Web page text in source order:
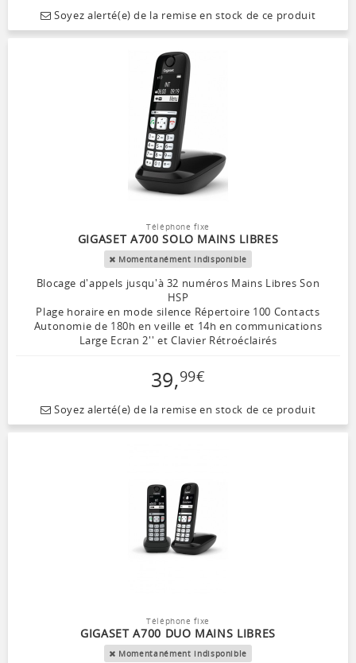
Soyez alerté(e) de la remise en stock de ce produit
Téléphone fixe
GIGASET A700 SOLO MAINS LIBRES
Momentanément indisponible
Blocage d'appels jusqu'à 32 numéros Mains Libres Son
HSP
Plage horaire en mode silence Répertoire 100 Contacts
Autonomie de 180h en veille et 14h en communications
Large Ecran 2'' et Clavier Rétroéclairés
39,99€
Soyez alerté(e) de la remise en stock de ce produit
Téléphone fixe
GIGASET A700 DUO MAINS LIBRES
Momentanément indisponible